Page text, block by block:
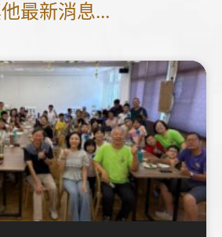
最新消息...